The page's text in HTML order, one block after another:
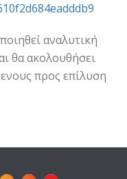
αναλυτική
θα ακολουθήσει
προς επίλυση